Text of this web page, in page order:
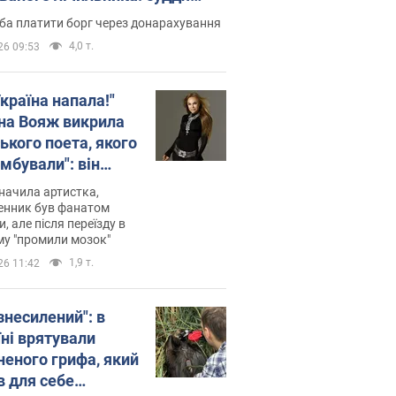
неочікуване рішення
платити борг через донарахування
09:53 4,0 т.
напала!"
Вояж викрила
поета, якого
він
російської не
тепер хоче
українців
артистка,
був фанатом
але після переїзду в
"промили мозок"
11:42 1,9 т.
в
врятували
грифа, який
для себе